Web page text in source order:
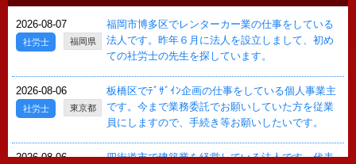
2026-08-07
社労士 福岡県
福岡市博多区でレンターカー業の仕事をしている
法人です。昨年６月に法人を設立しまして、初め
ての社労士の先生を探しています。
2026-08-06
社労士 東京都
板橋区でﾃﾞｻﾞｲﾝ企画の仕事をしている個人事業主
です。今まで業務委託でお願いしていた方を従業
員にしますので、手続き等お願いしたいです。
2026-08-06
四街道市で建築業を経営している法人です。代表